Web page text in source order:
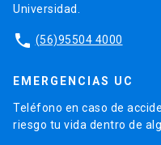
Universidad.
phone (56)95504 4000
EMERGENCIAS UC
Teléfono en caso de
riesgo tu vida dentro de